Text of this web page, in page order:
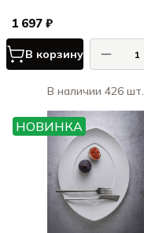
1 697 ₽
В корзину
В наличии 426 шт.
НОВИНКА